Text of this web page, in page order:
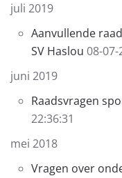
juli 2019
Aanvullende
SV Haslou 08-07-
juni 2019
Raadsvragen
22:36:31
mei 2018
Vragen over